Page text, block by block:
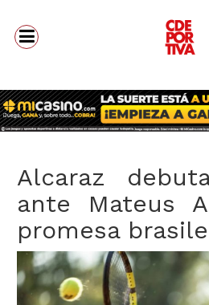
Alcaraz
ante Mateus
promesa